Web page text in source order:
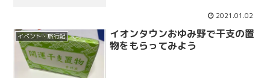
2021.01.02
イベント・旅行記
イオンタウンおゆみ野で干支の置
物をもらってみよう